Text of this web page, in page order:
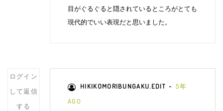
目がぐるぐると隠されているところがとても
現代的でいい表現だと思いました。
Post
comment
ログイン
して返信
する
HIKIKOMORIBUNGAKU.EDIT
5年
AGO